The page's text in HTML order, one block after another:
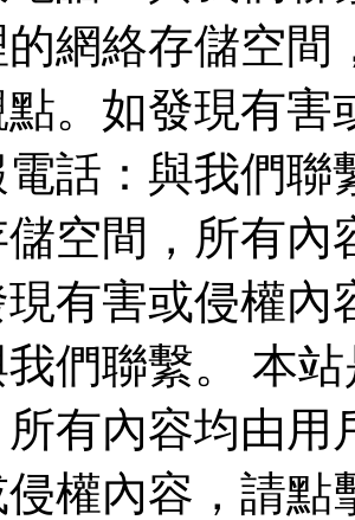
網絡存儲空間
。如發現有害
話：與我們聯
空間，所有
有害或侵權內
們聯繫。 本
有內容均由用
權內容，請點